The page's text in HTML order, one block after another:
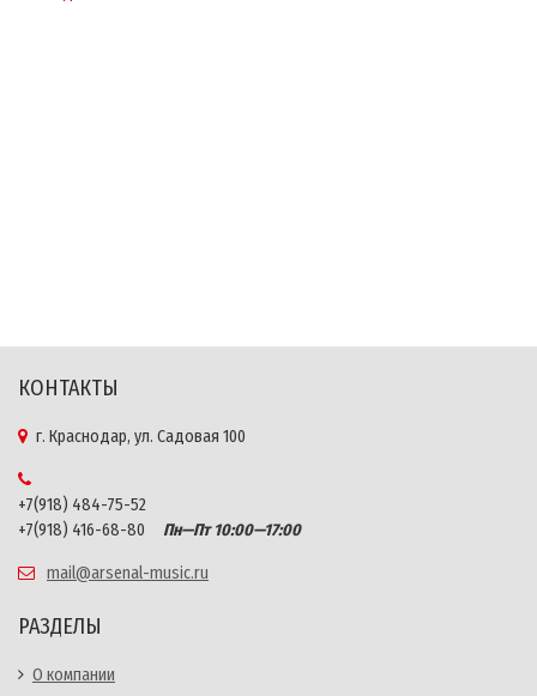
КОНТАКТЫ
г. Краснодар, ул. Садовая 100
+7(918) 484-75-52
+7(918) 416-68-80
Пн—Пт 10:00—17:00
mail@arsenal-music.ru
РАЗДЕЛЫ
О компании